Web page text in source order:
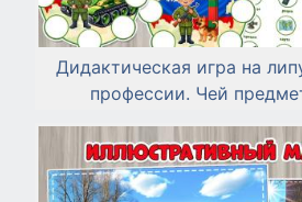
Дидактическая игра на
профессии. Чей